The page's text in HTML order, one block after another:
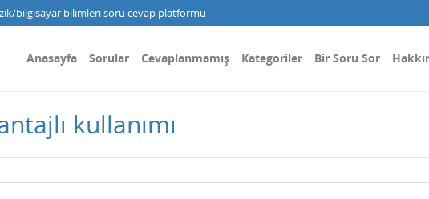
bilgisayar bilimleri soru cevap platformu
Anasayfa Sorular Cevaplanmamış Kategoriler Bir Soru Sor
kullanımı